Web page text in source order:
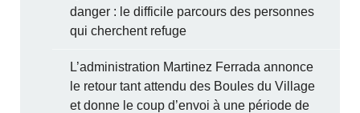
danger : le difficile parcours des personnes
qui cherchent refuge
L’administration Martinez Ferrada annonce
le retour tant attendu des Boules du Village
et donne le coup d’envoi à une période de